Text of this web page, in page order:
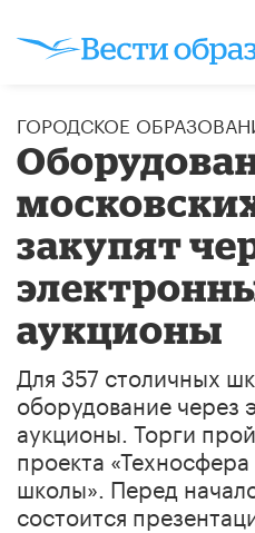
ГОРОДСКОЕ
закупят
аукционы
Для 357 столичных
оборудование через
аукционы. Торги
проекта
школы». Перед
состоится